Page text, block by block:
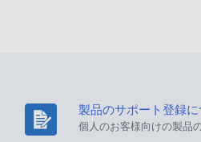
製品のサポート登録に
個人のお客様向けの製品